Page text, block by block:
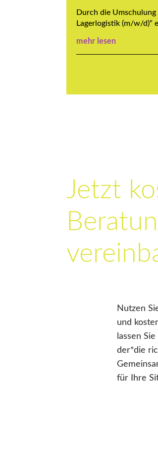
Durch die
Lagerlogistik (m/w/d)“
mehr lesen
Jetzt
Nutzen
und
lassen
der*die
für Ihre